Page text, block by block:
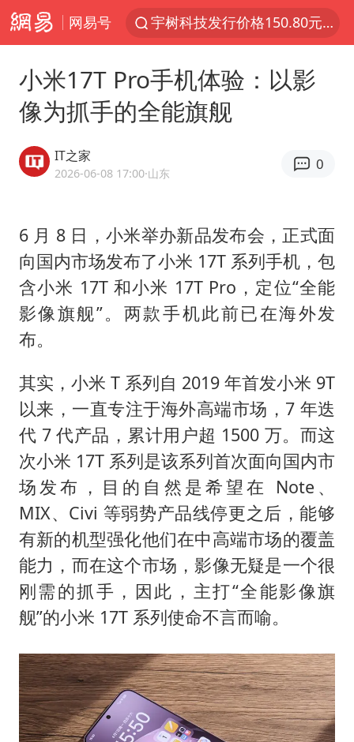
网易号
宇树科技发行价格150.80元/股
吉林一“温度计大楼”读数爆表
我国编制完成新版全月地质图
女子利用漏洞0元薅走3000多件家电
村民谈“梅姨”：叫的其实是“媒姨”
泰国一女公务员妆容引争议 本人回应
郑国霖回应去景区上班被保安拦下
首次证实！“胶球”存在
80后女柜员逆袭成4200亿银行副行长
多地要求领导干部带头休假
奋进开新局 实干挑大梁
小米17T Pro手机体验：以影
像为抓手的全能旗舰
IT之家
2026-06-08 17:00·山东
0
6 月 8 日，小米举办新品发布会，正式面
向国内市场发布了小米 17T 系列手机，包
含小米 17T 和小米 17T Pro，定位“全能
影像旗舰”。两款手机此前已在海外发
布。
其实，小米 T 系列自 2019 年首发小米 9T
以来，一直专注于海外高端市场，7 年迭
代 7 代产品，累计用户超 1500 万。而这
次小米 17T 系列是该系列首次面向国内市
场发布，目的自然是希望在 Note、
MIX、Civi 等弱势产品线停更之后，能够
有新的机型强化他们在中高端市场的覆盖
能力，而在这个市场，影像无疑是一个很
刚需的抓手，因此，主打“全能影像旗
舰”的小米 17T 系列使命不言而喻。